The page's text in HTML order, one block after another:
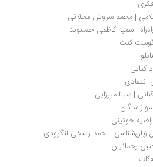
سروش محلاتی
سمیه کاظمی حسنوند
میرزایی
| احمد راسخی لنگرودی